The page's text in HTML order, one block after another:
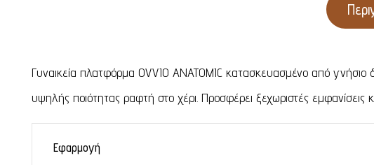
Γυναικεία πλατφόρμα OVVIO ANATOMIC κατασκευασμένο από
υψηλής ποιότητας ραφτή στο χέρι. Προσφέρει ξεχωριστές
Εφαρμογή